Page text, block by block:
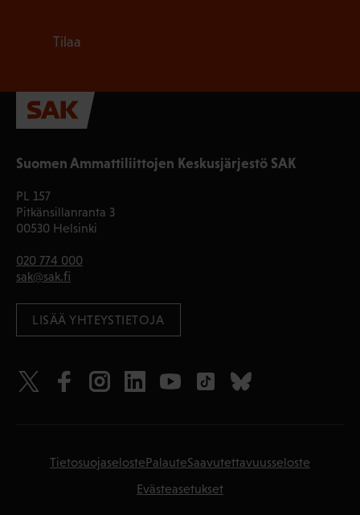
Suomen Ammattiliittojen Keskusjärjestö SAK
PL 157
Pitkänsillanranta 3
00530 Helsinki
020 774 000
sak@sak.fi
LISÄÄ YHTEYSTIETOJA
Tilaa
TietosuojaselostePalauteSaavutettavuusseloste
Evästeasetukset